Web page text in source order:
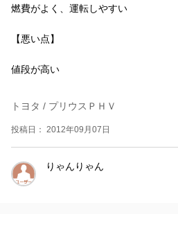
燃費がよく、運転しやすい
【悪い点】
値段が高い
トヨタ / プリウスＰＨＶ
投稿日： 2012年09月07日
りゃんりゃん